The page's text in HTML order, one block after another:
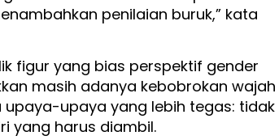
penilaian buruk,” kata
figur yang bias perspektif gender
masih adanya kebobrokan wajah
upaya-upaya yang lebih tegas: tidak
yang harus diambil.